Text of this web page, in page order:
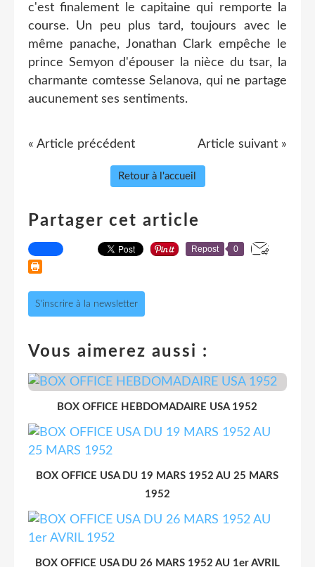
c'est finalement le capitaine qui remporte la
course. Un peu plus tard, toujours avec le
même panache, Jonathan Clark empêche le
prince Semyon d'épouser la nièce du tsar, la
charmante comtesse Selanova, qui ne partage
aucunement ses sentiments.
« Article précédent Article suivant »
Retour à l'accueil
Partager cet article
Repost 0
S'inscrire à la newsletter
Vous aimerez aussi :
BOX OFFICE HEBDOMADAIRE USA 1952
BOX OFFICE USA DU 19 MARS 1952 AU 25 MARS
1952
BOX OFFICE USA DU 26 MARS 1952 AU 1er AVRIL